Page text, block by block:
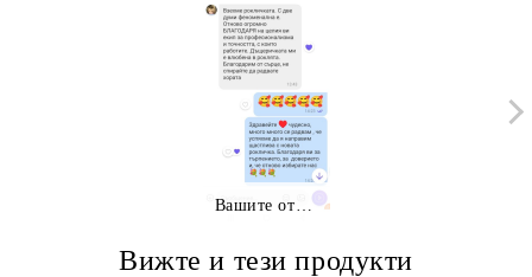
Вижте и тези продукти